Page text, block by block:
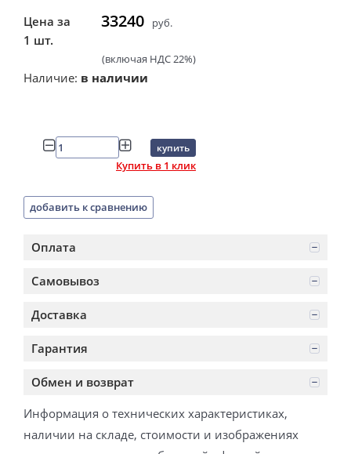
Цена за
1 шт.
33240 руб.
(включая НДС 22%)
Наличие: в наличии
купить
Купить в 1 клик
добавить к сравнению
Оплата
Самовывоз
Доставка
Гарантия
Обмен и возврат
Информация о технических характеристиках,
наличии на складе, стоимости и изображениях